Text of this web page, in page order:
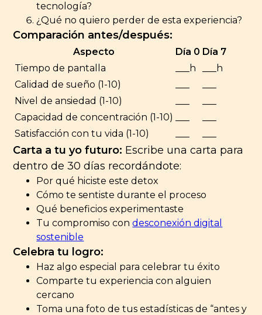
tecnología?
¿Qué no quiero perder de esta experiencia?
Comparación antes/después:
Aspecto Día 0 Día 7
Tiempo de pantalla
___h
___h
Calidad de sueño (1-10)
Nivel de ansiedad (1-10)
Capacidad de concentración (1-10)
Satisfacción con tu vida (1-10)
Carta a tu yo futuro: Escribe una carta para
dentro de 30 días recordándote:
Por qué hiciste este detox
Cómo te sentiste durante el proceso
Qué beneficios experimentaste
Tu compromiso condesconexión digital
sostenible
Celebra tu logro:
Haz algo especial para celebrar tu éxito
Comparte tu experiencia con alguien
cercano
Toma una foto de tus estadísticas de “antes y